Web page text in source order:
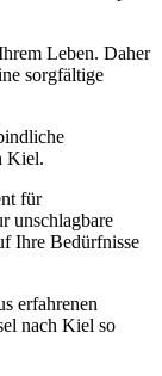
Leben. Daher
sorgfältige
Kiel.
für
unschlagbare
Ihre Bedürfnisse
erfahrenen
nach Kiel so